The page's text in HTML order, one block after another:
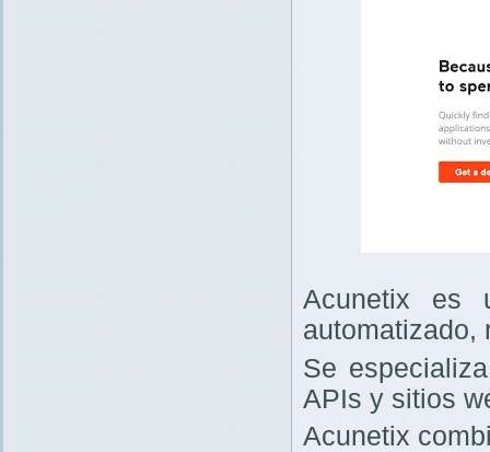
Acunetix es
automatizado,
Se
APIs y sitios
Acunetix